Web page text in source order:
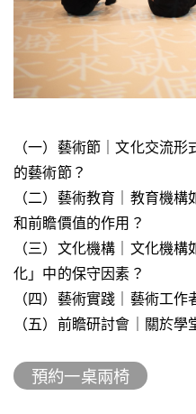
（一）藝術節｜文化交流
的藝術節？
（二）藝術教育｜教育機
和前瞻價值的作用？
（三）文化機構｜文化機
化」中的保守因素？
（四）藝術實踐｜藝術工
（五）前瞻研討會｜關於
預約一桌兩椅